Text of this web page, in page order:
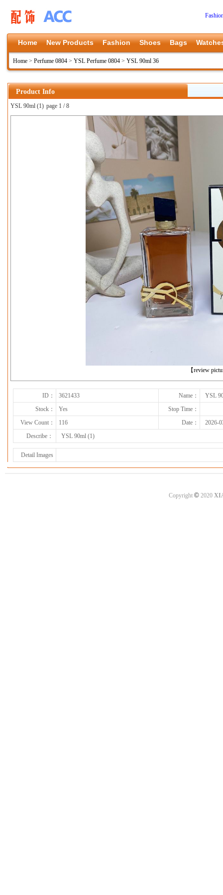
Home New Products Fashion Shoes Bags
Home > Perfume 0804 > YSL Perfume 0804 > YSL 90ml 36
Product Info
YSL 90ml (1) page 1 / 8
【review
ID： 3621433 Name：
YSL
Stock：
Yes
Stop Time：
View Count：
116 Date：
2026-
Describe：
YSL 90ml (1)
Detail Images
Copyright ©2020